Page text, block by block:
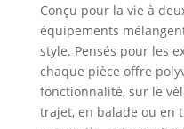
Conçu pour la vie à
équipements
style. Pensés pour les
chaque pièce offre
fonctionnalité, sur le
trajet, en balade ou en